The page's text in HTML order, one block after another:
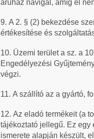
áruház navigál, amíg el
9. A 2. § (2) bekezdése
értékesítése és
10. Üzemi terület a sz. a
Engedélyezési
végzi.
11. A szállító az a gyártó,
12. Az eladó termékeit (a
tájékoztató jellegű. Ez egy
ismerete alapján készült,